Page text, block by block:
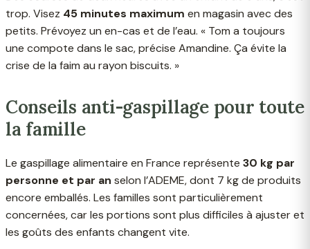
trop. Visez 45 minutes maximum en magasin avec des
petits. Prévoyez un en-cas et de l’eau. « Tom a toujours
une compote dans le sac, précise Amandine. Ça évite la
crise de la faim au rayon biscuits. »
Conseils anti-gaspillage pour toute
la famille
Le gaspillage alimentaire en France représente 30 kg par
personne et par an selon l’ADEME, dont 7 kg de produits
encore emballés. Les familles sont particulièrement
concernées, car les portions sont plus difficiles à ajuster et
les goûts des enfants changent vite.